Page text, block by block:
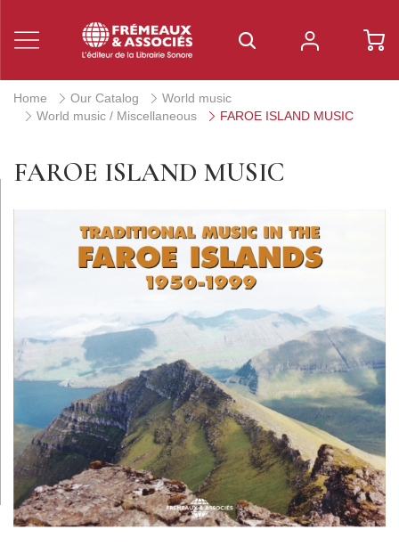
Home Our Catalog
World music
World music / Miscellaneous
FAROE ISLAND MUSIC
FAROE ISLAND MUSIC